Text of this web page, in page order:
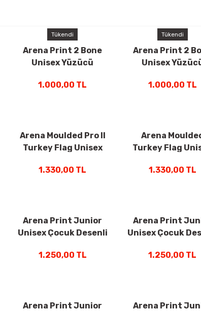
Tükendi
Arena Print 2 Bone
Unisex Yüzücü
1.000,00 TL
Tükendi
Arena Print 2
Unisex
1E368228
1.000,00 TL
Arena Moulded Pro II
Turkey Flag Unisex
008109400
1.330,00 TL
Arena
Turkey Flag
008109100
1.330,00 TL
Arena Print Junior
Unisex Çocuk Desenli
94171246
1.250,00 TL
Arena Print
Unisex Çocuk
94171244
1.250,00 TL
Arena Print Junior
Arena Print